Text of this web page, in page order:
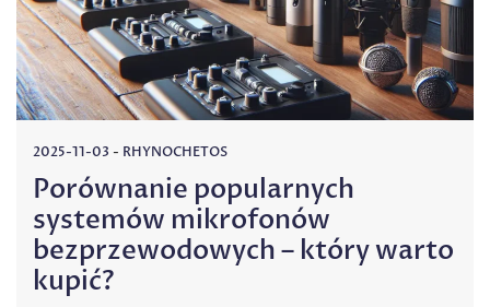
2025-11-03 - RHYNOCHETOS
Porównanie popularnych
systemów mikrofonów
bezprzewodowych – który warto
kupić?